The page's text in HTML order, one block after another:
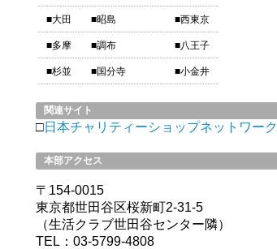
■大田 ■昭島 ■西東京
■多摩 ■調布 ■八王子
■杉並 ■国分寺 ■小金井
関連サイト
□日本チャリティーショップネットワーク
本部アクセス
〒154-0015
東京都世田谷区桜新町2-31-5
（生活クラブ世田谷センター隣）
TEL：03-5799-4808